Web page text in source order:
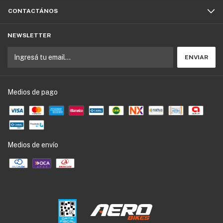
CONTACTÁNOS
NEWSLETTER
Medios de pago
Medios de envío